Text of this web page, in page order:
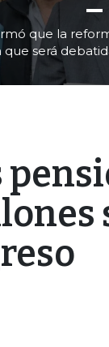
que la
será